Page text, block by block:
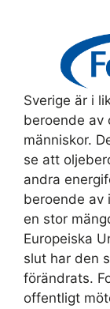
Sverige är i
beroende av
människor.
se att
andra
beroende av
en stor
Europeiska
slut har den
förändrats.
offentligt